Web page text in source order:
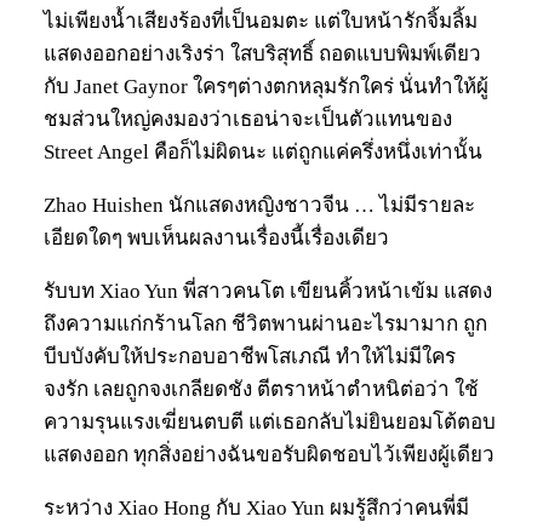
ไม่เพียงน้ำเสียงร้องที่เป็นอมตะ แต่ใบหน้ารักจิ้มลิ้ม
แสดงออกอย่างเริงร่า ใสบริสุทธิ์ ถอดแบบพิมพ์เดียว
กับ Janet Gaynor ใครๆต่างตกหลุมรักใคร่ นั่นทำให้ผู้
ชมส่วนใหญ่คงมองว่าเธอน่าจะเป็นตัวแทนของ
Street Angel คือก็ไม่ผิดนะ แต่ถูกแค่ครึ่งหนึ่งเท่านั้น
Zhao Huishen นักแสดงหญิงชาวจีน … ไม่มีรายละ
เอียดใดๆ พบเห็นผลงานเรื่องนี้เรื่องเดียว
รับบท Xiao Yun พี่สาวคนโต เขียนคิ้วหน้าเข้ม แสดง
ถึงความแก่กร้านโลก ชีวิตพานผ่านอะไรมามาก ถูก
บีบบังคับให้ประกอบอาชีพโสเภณี ทำให้ไม่มีใคร
จงรัก เลยถูกจงเกลียดชัง ตีตราหน้าตำหนิต่อว่า ใช้
ความรุนแรงเฆี่ยนตบตี แต่เธอกลับไม่ยินยอมโต้ตอบ
แสดงออก ทุกสิ่งอย่างฉันขอรับผิดชอบไว้เพียงผู้เดียว
ระหว่าง Xiao Hong กับ Xiao Yun ผมรู้สึกว่าคนพี่มี